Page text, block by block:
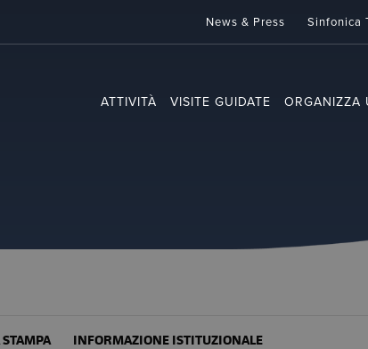
ATTIVITÀ VISITE GUIDATE ORGANIZZA
News & Press Sinfonica
INFORMAZIONE ISTITUZIONALE